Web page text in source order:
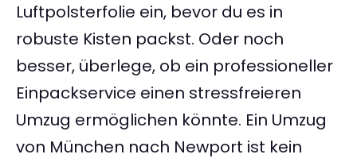
Luftpolsterfolie ein, bevor du es in
robuste Kisten packst. Oder noch
besser, überlege, ob ein professioneller
Einpackservice einen stressfreieren
Umzug ermöglichen könnte. Ein Umzug
von München nach Newport ist kein